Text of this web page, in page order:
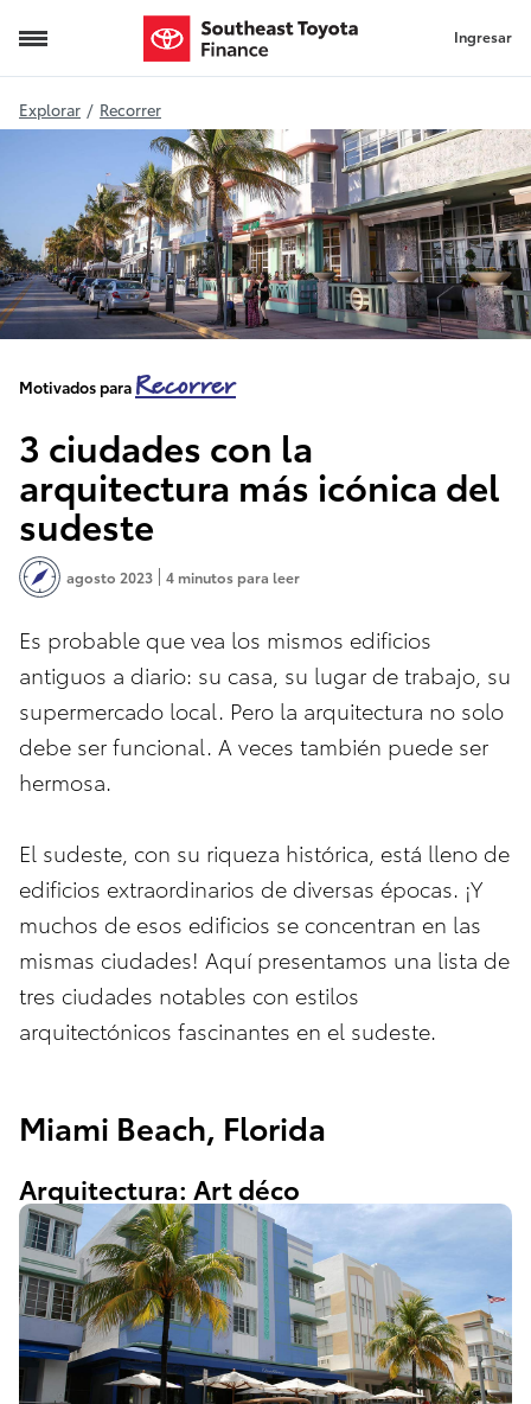
Arquitectura más icónica del sudesteIngresar
Explorar / Recorrer
Motivados paraRecorrer
3 ciudades con la
arquitectura más icónica del
sudeste
agosto 2023 4 minutos para leer
Es probable que vea los mismos edificios
antiguos a diario: su casa, su lugar de trabajo, su
supermercado local. Pero la arquitectura no solo
debe ser funcional. A veces también puede ser
hermosa.
El sudeste, con su riqueza histórica, está lleno de
edificios extraordinarios de diversas épocas. ¡Y
muchos de esos edificios se concentran en las
mismas ciudades! Aquí presentamos una lista de
tres ciudades notables con estilos
arquitectónicos fascinantes en el sudeste.
Miami Beach, Florida
Arquitectura: Art déco